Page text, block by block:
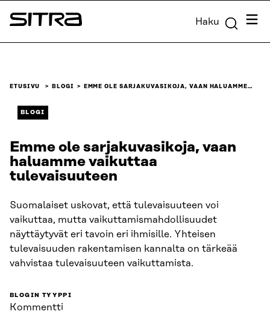
Siirry
suoraan
Sitra Haku
ETUSIVU BLOGI EMME OLE SARJAKUVASIKOJA, VAAN HALUAMME…
BLOGI
Emme ole sarjakuvasikoja, vaan
haluamme vaikuttaa
tulevaisuuteen
Suomalaiset uskovat, että tulevaisuuteen voi
vaikuttaa, mutta vaikuttamismahdollisuudet
näyttäytyvät eri tavoin eri ihmisille. Yhteisen
tulevaisuuden rakentamisen kannalta on tärkeää
vahvistaa tulevaisuuteen vaikuttamista.
BLOGIN TYYPPI
Kommentti